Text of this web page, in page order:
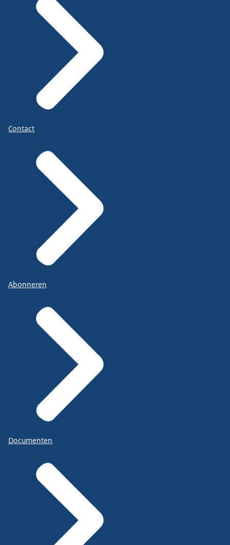
Contact
Abonneren
Documenten